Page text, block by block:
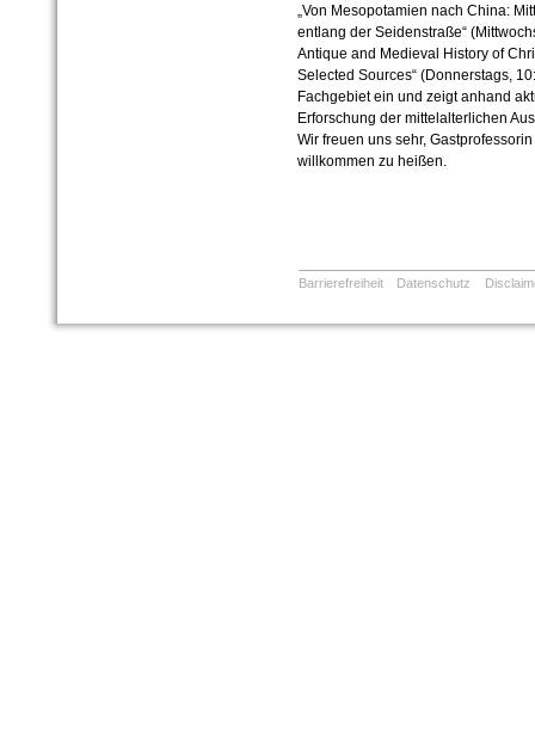
„Von Mesopotamien nach China:
entlang der Seidenstraße“
Antique and Medieval History of
Selected Sources“ (Donnerstags,
Fachgebiet ein und zeigt anhand
Erforschung der mittelalterlichen
Wir freuen uns sehr,
willkommen zu heißen.
Barrierefreiheit Datenschutz